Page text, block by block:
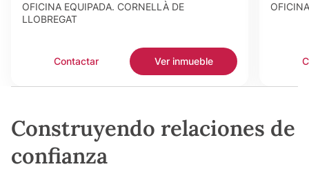
OFICINA EQUIPADA. CORNELLÀ DE
LLOBREGAT
Contactar Ver inmueble
Construyendo relaciones de
confianza